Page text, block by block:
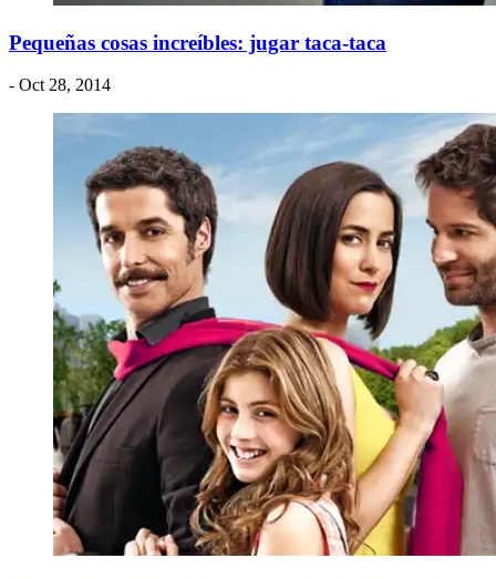
Pequeñas cosas increíbles: jugar taca-taca
- Oct 28, 2014